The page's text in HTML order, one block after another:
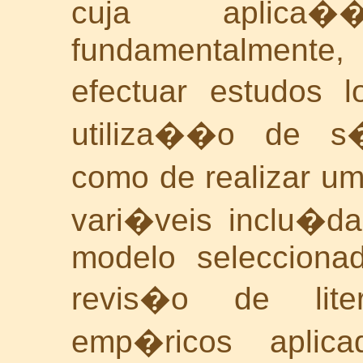
cuja
efectuar estudos
utiliza��o de
como de realizar
vari�veis
modelo
revis�o de
emp�ricos